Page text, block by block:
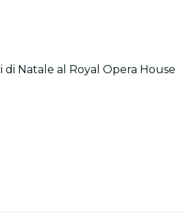
di Natale al Royal Opera House